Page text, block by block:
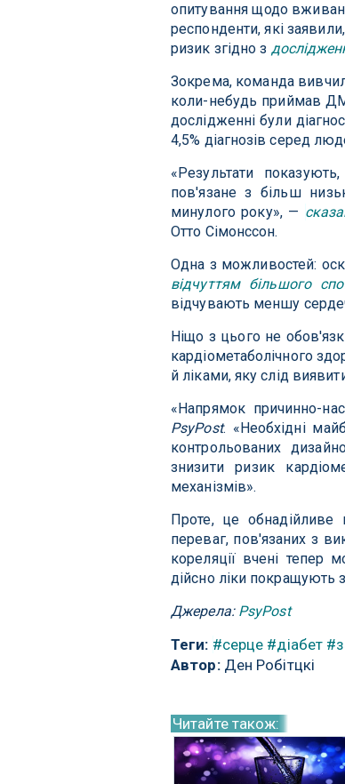
опитування щодо
респонденти, які
ризик згідно з
Зокрема, команда
коли-небудь приймав
дослідженні були
4,5% діагнозів серед
«Результати
пов'язане з більш
минулого року», —
Отто Сімонссон.
Одна з можливостей:
відчуттям більшого
відчувають меншу
Ніщо з цього не
кардіометаболічного
й ліками, яку слід
«Напрямок причинно-
PsyPost. «Необхідні
контрольованих
знизити ризик
механізмів».
Проте, це
переваг, пов'язаних з
кореляції вчені тепер
дійсно ліки покращують
Джерела: PsyPost
Теги: #серце #діабет
Автор:Ден Робітцкі
Читайте також: